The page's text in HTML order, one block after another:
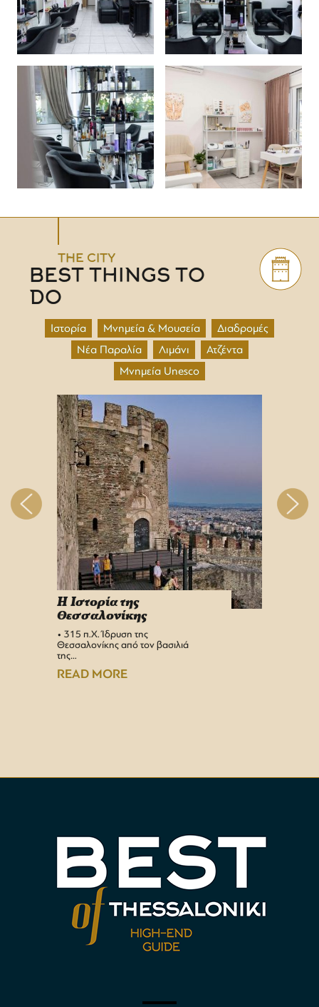
THE CITY
BEST THINGS TO
DO
Ιστορία Μνημεία & Μουσεία
Διαδρομές
Νέα Παραλία
Λιμάνι
Ατζέντα
Μνημεία Unesco
H Iστορία της
Θεσσαλονίκης
• 315 π.Χ. Ίδρυση της
Θεσσαλονίκης από τον βασιλιά
της…
READ MORE